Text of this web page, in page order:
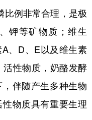
عربى
本語 한국어
比例非常合理，是极
钾等矿物质；维生
、D、E以及维生素
活性物质，奶酪发酵
伴随产生多种生物
物质具有重要生理